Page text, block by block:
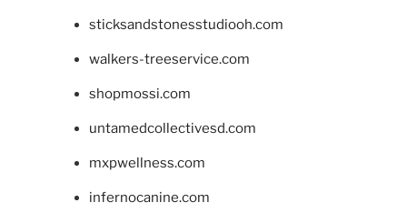
sticksandstonesstudiooh.com
walkers-treeservice.com
shopmossi.com
untamedcollectivesd.com
mxpwellness.com
infernocanine.com